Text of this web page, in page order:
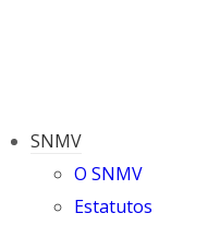
SNMV
O SNMV
Estatutos